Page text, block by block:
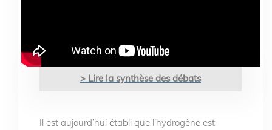
> Lire la synthèse des débats
Il est aujourd’hui établi que l’hydrogène est